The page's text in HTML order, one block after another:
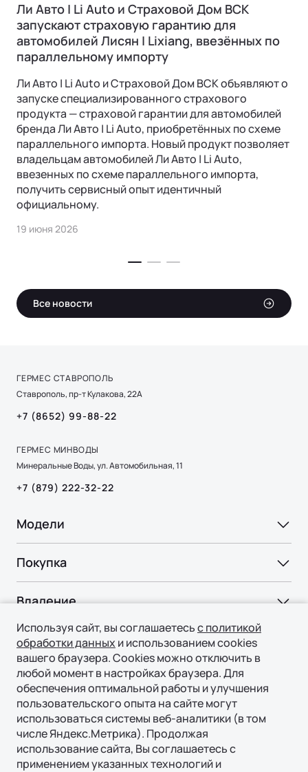
Ли Авто | Li Auto и Страховой Дом ВСК
запускают страховую гарантию для
автомобилей Лисян | Lixiang, ввезённых по
параллельному импорту
Ли Авто | Li Auto и Страховой Дом ВСК объявляют о
запуске специализированного страхового
продукта — страховой гарантии для автомобилей
бренда Ли Авто | Li Auto, приобретённых по схеме
параллельного импорта. Новый продукт позволяет
владельцам автомобилей Ли Авто | Li Auto,
ввезенных по схеме параллельного импорта,
получить сервисный опыт идентичный
официальному.
19 июня 2026
Все новости
ГЕРМЕС СТАВРОПОЛЬ
Ставрополь, пр-т Кулакова, 22А
+7 (8652) 99-88-22
ГЕРМЕС МИНВОДЫ
Минеральные Воды, ул. Автомобильная, 11
+7 (879) 222-32-22
Модели
Ли Л7 | Li L7
Ли Л9 | Li L9
Покупка
Тест-драйв
Специальные предложения
Авто в наличии
КОРПОРАТИВНЫЕ ПРОДАЖИ
Корпоративным клиентам
Лизинг
Владение
СЕРВИС
Официальный сервис
Регламент ТО
ПОДДЕРЖКА
Гарантия
Страховая гарантия
Технологии
ТЕХНОЛОГИИ ЛИ АВТО | LI AUTO
REEV-платформа
Умное пространство
Уникальная подвеска
Безопасность
О нас
О БРЕНДЕ
Бренд Ли Авто | Li Auto
Новости
© 2026 Филиал ООО «ГИПЕРИОН ЛИЗИНГ (ТЯНЬЦЗИНЬ)»,
официальный дистрибьютор Ли Авто / Li Auto в России
Политика конфиденциальности
Используя сайт, вы соглашаетесьс политикой
обработки данных и использованием cookies
вашего браузера. Cookies можно отключить в
любой момент в настройках браузера. Для
обеспечения оптимальной работы и улучшения
пользовательского опыта на сайте могут
использоваться системы веб-аналитики (в том
числе Яндекс.Метрика). Продолжая
использование сайта, Вы соглашаетесь с
применением указанных технологий и